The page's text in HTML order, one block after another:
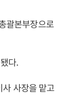
괄본부장으로
다.
사장을 맡고